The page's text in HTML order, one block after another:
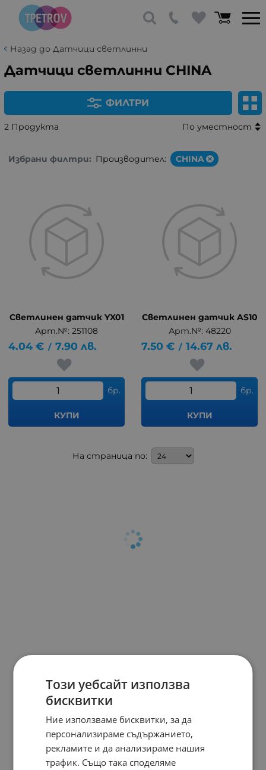
Назад до Датчици светлинни
Датчици светлинни CHINA
ФИЛТРИ
2 Продукта По уместност
Избрани филтри: Производител: CHINA
Светлинен датчик YX01
Арт.№: 251108
4.04 € / 7.90 лв.
бр.
КУПИ
Светлинен датчик AS10
Арт.№: 48220
7.50 € / 14.67 лв.
бр.
КУПИ
На страница по:
Този уебсайт използва
бисквитки
Ние използваме бисквитки, за да
персонализираме съдържанието,
рекламите и да анализираме нашия
трафик. Също така споделяме